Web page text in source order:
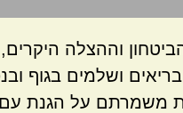
וההצלה
ושלמים בגוף
משמרתם על הגנת עם